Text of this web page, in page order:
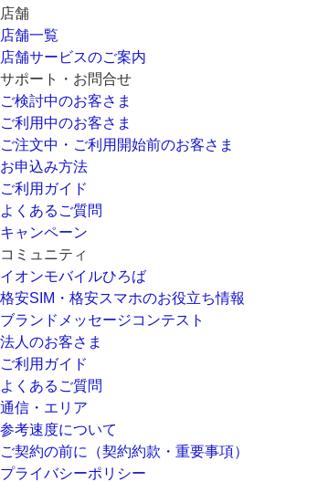
店舗
店舗一覧
店舗サービスのご案内
サポート・お問合せ
ご検討中のお客さま
ご利用中のお客さま
ご注文中・ご利用開始前のお客さま
お申込み方法
ご利用ガイド
よくあるご質問
キャンペーン
コミュニティ
イオンモバイルひろば
格安SIM・格安スマホのお役立ち情報
ブランドメッセージコンテスト
法人のお客さま
ご利用ガイド
よくあるご質問
通信・エリア
参考速度について
ご契約の前に（契約約款・重要事項）
プライバシーポリシー